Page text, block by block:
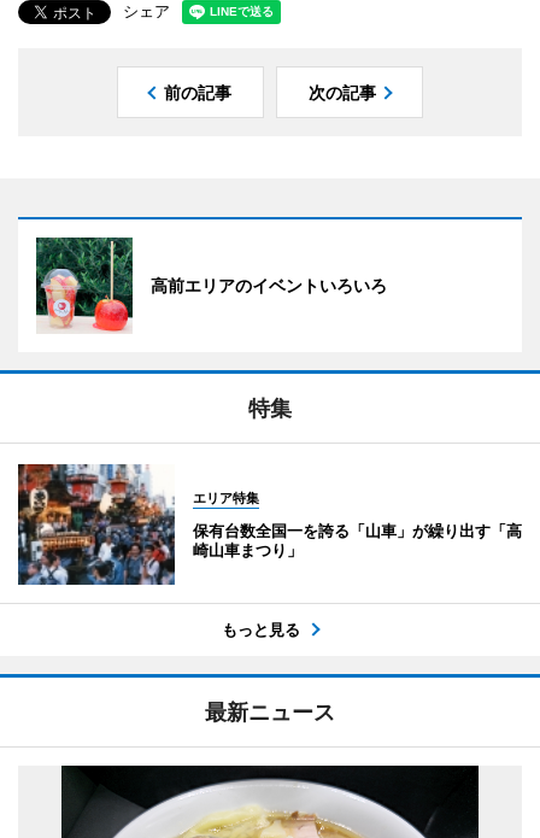
シェア
前の記事 次の記事
高前エリアのイベントいろいろ
特集
エリア特集
保有台数全国一を誇る「山車」が繰り出す「高
崎山車まつり」
もっと見る
最新ニュース